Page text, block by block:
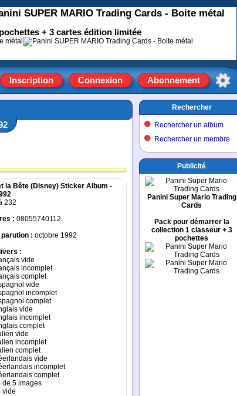
Inscription Connexion Abonnement
la Bête (Disney) Sticker Album -
232
: 08055740112
: octobre 1992
:
vide
incomplet
complet
vide
incomplet
complet
vide
incomplet
complet
vide
incomplet
complet
vide
incomplet
complet
de 5 images
vide
Rechercher
Rechercher un album
Rechercher un membre
Publicité
Panini Super Mario Trading
Cards
Pack pour démarrer la
collection 1 classeur + 3
pochettes
SUPER MARIO Trading Cards - Boite métal
+ 3 cartes édition limitée